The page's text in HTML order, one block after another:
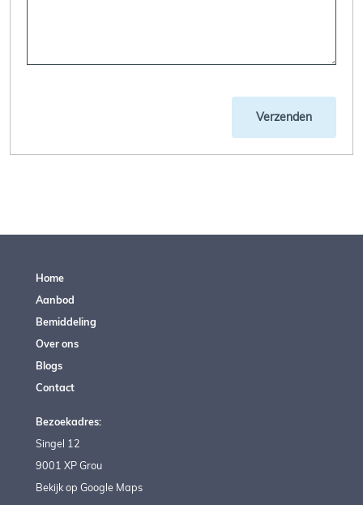
Verzenden
Home
Aanbod
Bemiddeling
Over ons
Blogs
Contact
Bezoekadres:
Singel 12
9001 XP Grou
Bekijk op Google Maps